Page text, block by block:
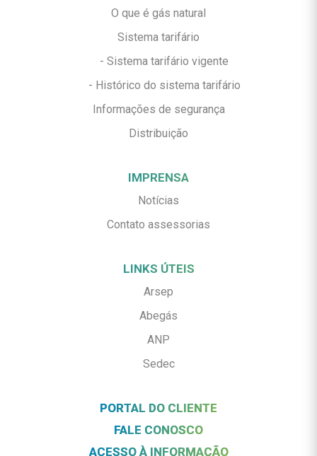
O que é gás natural
Sistema tarifário
- Sistema tarifário vigente
- Histórico do sistema tarifário
Informações de segurança
Distribuição
IMPRENSA
Notícias
Contato assessorias
LINKS ÚTEIS
Arsep
Abegás
ANP
Sedec
PORTAL DO CLIENTE
FALE CONOSCO
ACESSO À INFORMAÇÃO